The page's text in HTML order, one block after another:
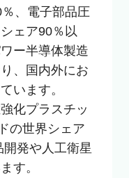
、電子部品圧
ェア90％以
ー半導体製造
、国内外にお
います。
化プラスチッ
の世界シェア
発や人工衛星
す。